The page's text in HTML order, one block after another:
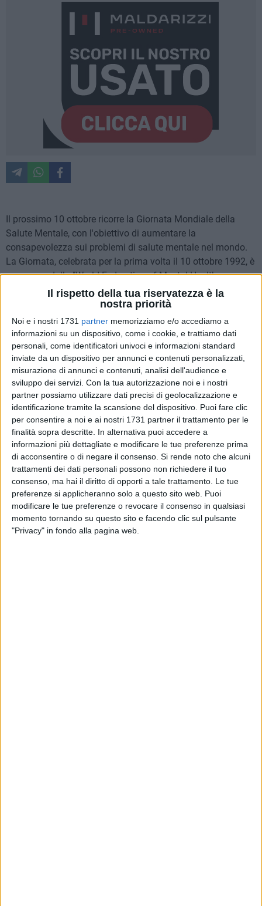
Il rispetto della tua riservatezza è la
nostra priorità
Noi e i nostri 1731 partner memorizziamo e/o accediamo a
informazioni su un dispositivo, come i cookie, e trattiamo dati
personali, come identificatori univoci e informazioni standard
inviate da un dispositivo per annunci e contenuti personalizzati,
misurazione di annunci e contenuti, analisi dell'audience e
sviluppo dei servizi. Con la tua autorizzazione noi e i nostri
partner possiamo utilizzare dati precisi di geolocalizzazione e
identificazione tramite la scansione del dispositivo. Puoi fare clic
per consentire a noi e ai nostri 1731 partner il trattamento per le
finalità sopra descritte. In alternativa puoi accedere a
informazioni più dettagliate e modificare le tue preferenze prima
di acconsentire o di negare il consenso. Si rende noto che alcuni
trattamenti dei dati personali possono non richiedere il tuo
consenso, ma hai il diritto di opporti a tale trattamento. Le tue
preferenze si applicheranno solo a questo sito web. Puoi
modificare le tue preferenze o revocare il consenso in qualsiasi
momento tornando su questo sito e facendo clic sul pulsante
"Privacy" in fondo alla pagina web.
Il prossimo 10 ottobre ricorre la Giornata Mondiale della
Salute Mentale, con l'obiettivo di aumentare la
consapevolezza sui problemi di salute mentale nel mondo.
La Giornata, celebrata per la prima volta il 10 ottobre 1992, è
promossa dalla "World Federation of Mental Health –
Federazione Mondiale della Salute Mentale" ed è sostenuta
dall'Organizzazione Mondiale della Sanità (OMS).
Il tema del 2023 è stato "la salute mentale è un diritto
universale".
In merito, proponiamo un accurato approfondimento con
Marilena Albanese, Medico Chirurgo con specializzazione in
Psichiatria e Abilitazione all'esercizio della professione
Piscoterapeutica Cognitivo Comportamentale Post-
Razionalista.
La dott.ssa Albanese è Dirigente Medico presso l'Asl Ba nel
Servizio delle Dipendenze Patologiche presso l'U.O. Bitonto-
Ruvo di Puglia.
Si parla in maniera adeguata di salute mentale?
No: a mio parere se ne parla sì molto, ma in maniera
sbagliata. L'approccio a questi argomenti - a cura soprattutto
dei mass media - è semplicistico e distorto. Basti pensare
come, in seguito ai tanti atti di violenza, si senta subito